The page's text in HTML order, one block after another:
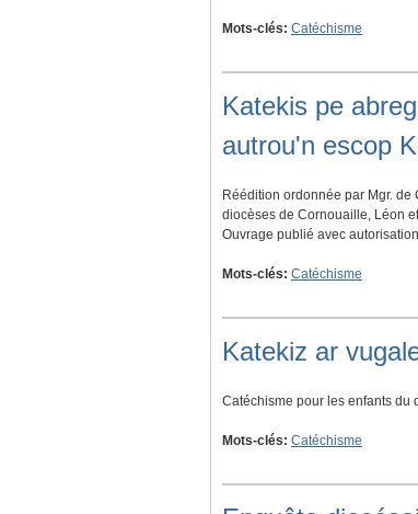
Mots-clés: Catéchisme
Katekis pe
autrou'n escop
Réédition ordonnée par Mgr.
diocèses de Cornouaille, Léon
Ouvrage publié avec
Mots-clés: Catéchisme
Katekiz ar
Catéchisme pour les enfants du
Mots-clés: Catéchisme